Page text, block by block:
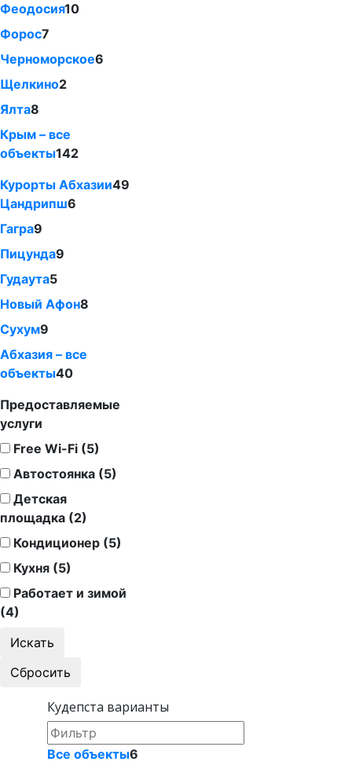
Феодосия10
Форос7
Черноморское6
Щелкино2
Ялта8
Крым – все
объекты142
Курорты Абхазии49
Цандрипш6
Гагра9
Пицунда9
Гудаута5
Новый Афон8
Сухум9
Абхазия – все
объекты40
Предоставляемые
услуги
Free Wi-Fi (5)
Автостоянка (5)
Детская
площадка (2)
Кондиционер (5)
Кухня (5)
Работает и зимой
(4)
Кудепста варианты
Все объекты6